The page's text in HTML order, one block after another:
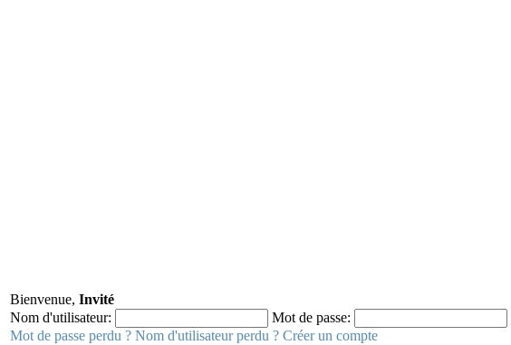
Bienvenue, Invité
Nom d'utilisateur:
Mot de passe:
Mot de passe perdu ? Nom d'utilisateur perdu ? Créer un compte